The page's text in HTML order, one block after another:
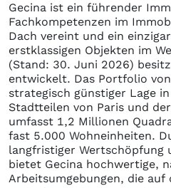
Gecina ist ein führender
Fachkompetenzen im
Dach vereint und ein
erstklassigen Objekten im
(Stand: 30. Juni 2026)
entwickelt. Das Portfolio
strategisch günstiger Lage
Stadtteilen von Paris und
umfasst 1,2 Millionen
fast 5.000 Wohneinheiten.
langfristiger Wertschöpfung
bietet Gecina hochwertige,
Arbeitsumgebungen, die auf